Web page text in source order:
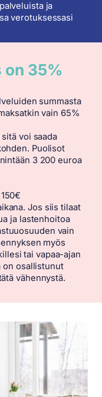
ja
verotuksessasi
on 35%
summasta
vain 65%
voi saada
Puolisot
3 200 euroa
Jos siis tilaat
ja lastenhoitoa
vain
myös
tai vapaa-ajan
on osallistunut
vähennystä.